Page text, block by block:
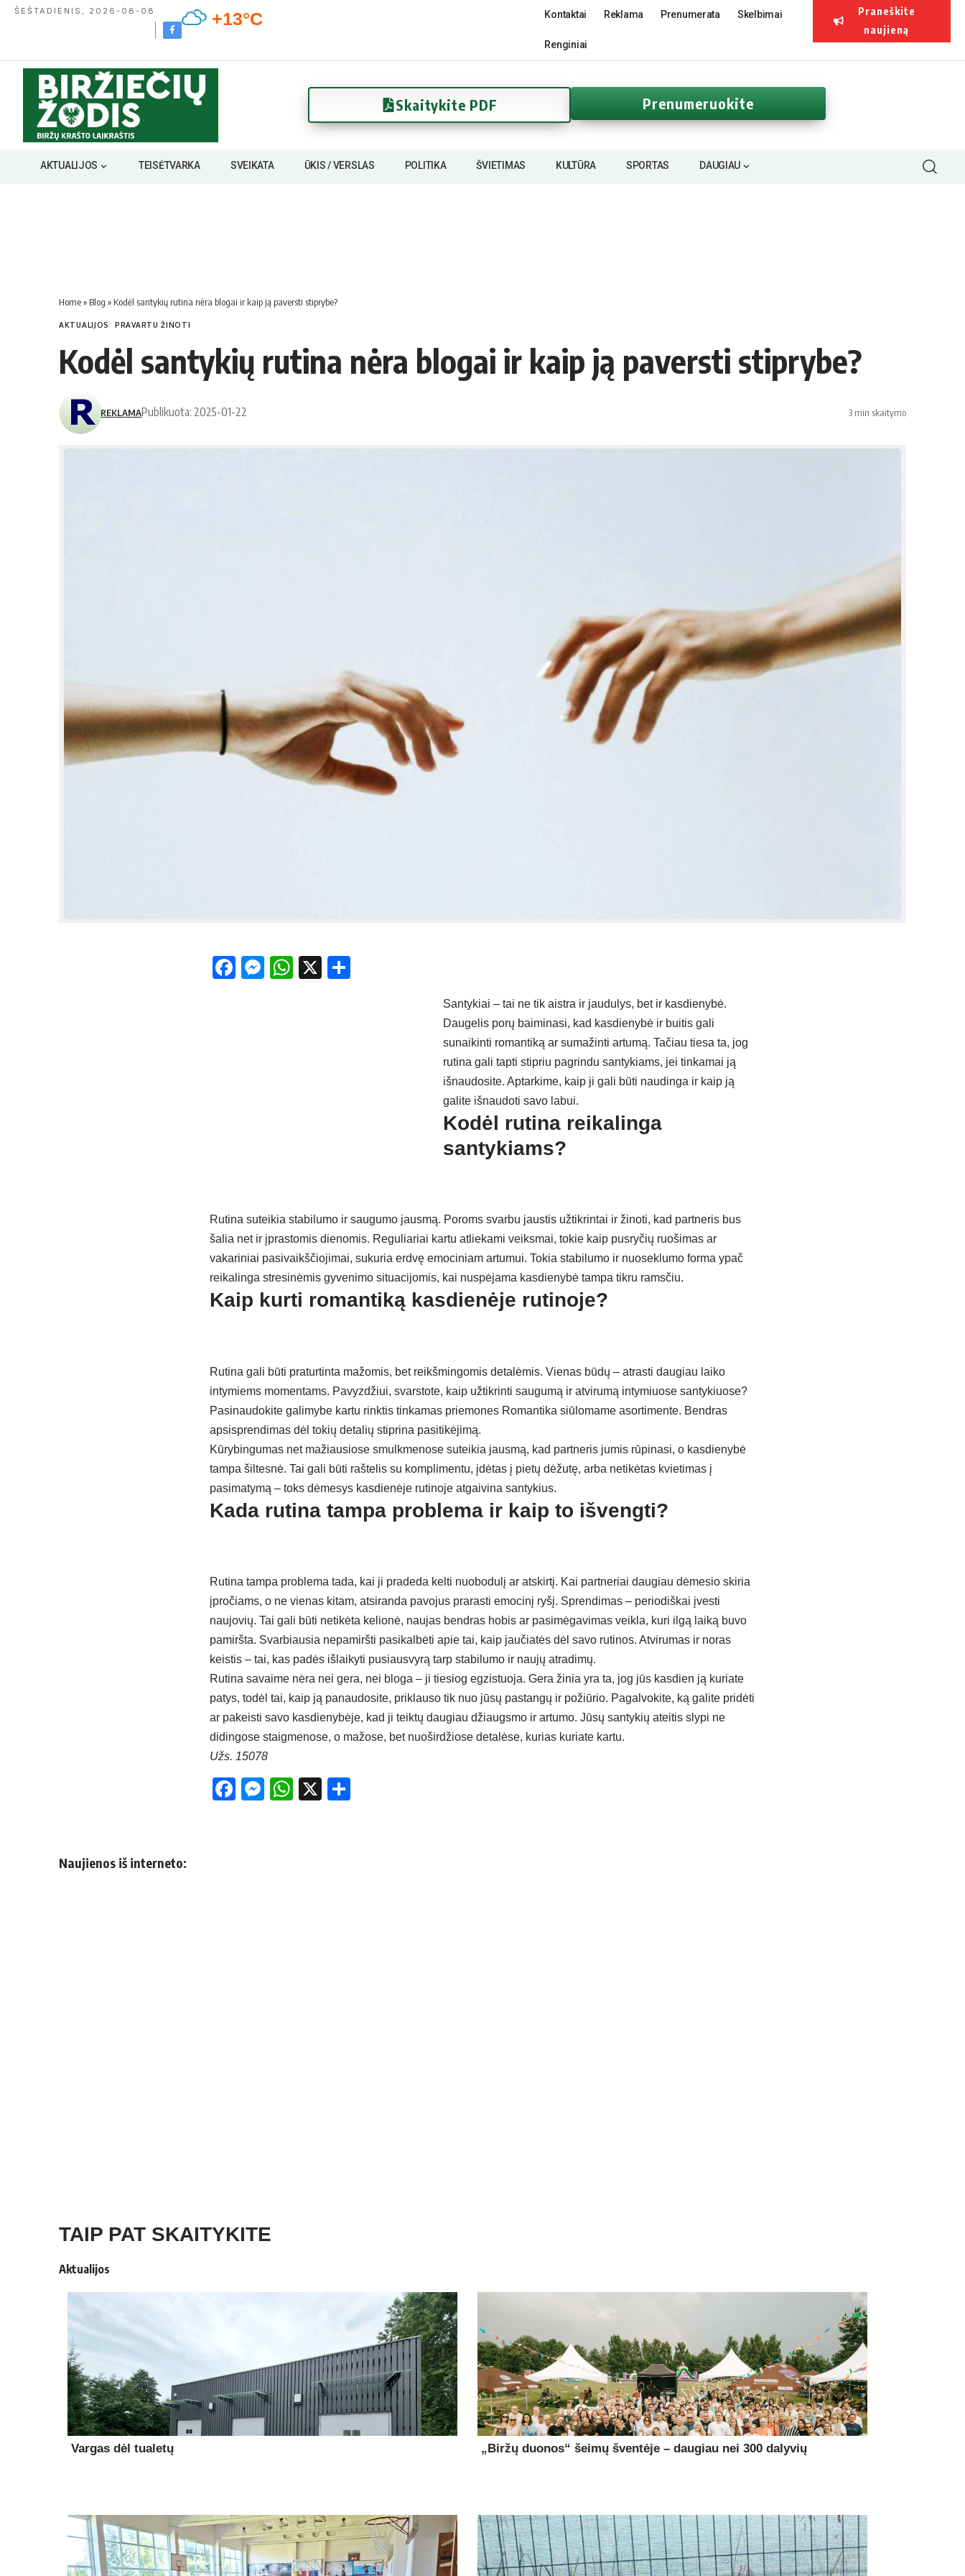
ŠEŠTADIENIS, 2026-08-08 +13°C Kontaktai Reklama Prenumerata Skelbimai
Renginiai
Praneškite
naujieną
Skaitykite PDF Prenumeruokite
AKTUALIJOS TEISĖTVARKA SVEIKATA ŪKIS / VERSLAS POLITIKA ŠVIETIMAS KULTŪRA SPORTAS DAUGIAU
Home» Blog » Kodėl santykių rutina nėra blogai ir kaip ją paversti stiprybe?
AKTUALIJOS PRAVARTU ŽINOTI
Kodėl santykių rutina nėra blogai ir kaip ją paversti stiprybe?
REKLAMAPublikuota: 2025-01-22 3 min skaitymo
Facebook
Messenger
WhatsApp
X
Santykiai – tai ne tik aistra ir jaudulys, bet ir kasdienybė.
Daugelis porų baiminasi, kad kasdienybė ir buitis gali
sunaikinti romantiką ar sumažinti artumą. Tačiau tiesa ta, jog
rutina gali tapti stipriu pagrindu santykiams, jei tinkamai ją
išnaudosite. Aptarkime, kaip ji gali būti naudinga ir kaip ją
galite išnaudoti savo labui.
Kodėl rutina reikalinga
santykiams?
Rutina suteikia stabilumo ir saugumo jausmą. Poroms svarbu jaustis užtikrintai ir žinoti, kad partneris bus
šalia net ir įprastomis dienomis. Reguliariai kartu atliekami veiksmai, tokie kaip pusryčių ruošimas ar
vakariniai pasivaikščiojimai, sukuria erdvę emociniam artumui. Tokia stabilumo ir nuoseklumo forma ypač
reikalinga stresinėmis gyvenimo situacijomis, kai nuspėjama kasdienybė tampa tikru ramsčiu.
Kaip kurti romantiką kasdienėje rutinoje?
Rutina gali būti praturtinta mažomis, bet reikšmingomis detalėmis. Vienas būdų – atrasti daugiau laiko
intymiems momentams. Pavyzdžiui, svarstote, kaip užtikrinti saugumą ir atvirumą intymiuose santykiuose?
Pasinaudokite galimybe kartu rinktis tinkamas priemones Romantika siūlomame asortimente. Bendras
apsisprendimas dėl tokių detalių stiprina pasitikėjimą.
Kūrybingumas net mažiausiose smulkmenose suteikia jausmą, kad partneris jumis rūpinasi, o kasdienybė
tampa šiltesnė. Tai gali būti raštelis su komplimentu, įdėtas į pietų dėžutę, arba netikėtas kvietimas į
pasimatymą – toks dėmesys kasdienėje rutinoje atgaivina santykius.
Kada rutina tampa problema ir kaip to išvengti?
Rutina tampa problema tada, kai ji pradeda kelti nuobodulį ar atskirtį. Kai partneriai daugiau dėmesio skiria
įpročiams, o ne vienas kitam, atsiranda pavojus prarasti emocinį ryšį. Sprendimas – periodiškai įvesti
naujovių. Tai gali būti netikėta kelionė, naujas bendras hobis ar pasimėgavimas veikla, kuri ilgą laiką buvo
pamiršta. Svarbiausia nepamiršti pasikalbėti apie tai, kaip jaučiatės dėl savo rutinos. Atvirumas ir noras
keistis – tai, kas padės išlaikyti pusiausvyrą tarp stabilumo ir naujų atradimų.
Rutina savaime nėra nei gera, nei bloga – ji tiesiog egzistuoja. Gera žinia yra ta, jog jūs kasdien ją kuriate
patys, todėl tai, kaip ją panaudosite, priklauso tik nuo jūsų pastangų ir požiūrio. Pagalvokite, ką galite pridėti
ar pakeisti savo kasdienybėje, kad ji teiktų daugiau džiaugsmo ir artumo. Jūsų santykių ateitis slypi ne
didingose staigmenose, o mažose, bet nuoširdžiose detalėse, kurias kuriate kartu.
Užs. 15078
Facebook
Messenger
WhatsApp
X
Naujienos iš interneto:
TAIP PAT SKAITYKITE
Aktualijos
Vargas dėl tualetų „Biržų duonos“ šeimų šventėje – daugiau nei 300 dalyvių